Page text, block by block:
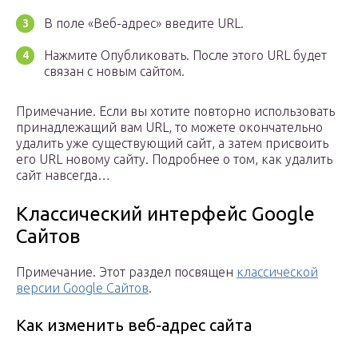
В поле «Веб-адрес» введите URL.
Нажмите Опубликовать. После этого URL будет
связан с новым сайтом.
Примечание. Если вы хотите повторно использовать
принадлежащий вам URL, то можете окончательно
удалить уже существующий сайт, а затем присвоить
его URL новому сайту. Подробнее о том, как удалить
сайт навсегда…
Классический интерфейс Google
Сайтов
Примечание. Этот раздел посвящен классической
версии Google Сайтов.
Как изменить веб-адрес сайта